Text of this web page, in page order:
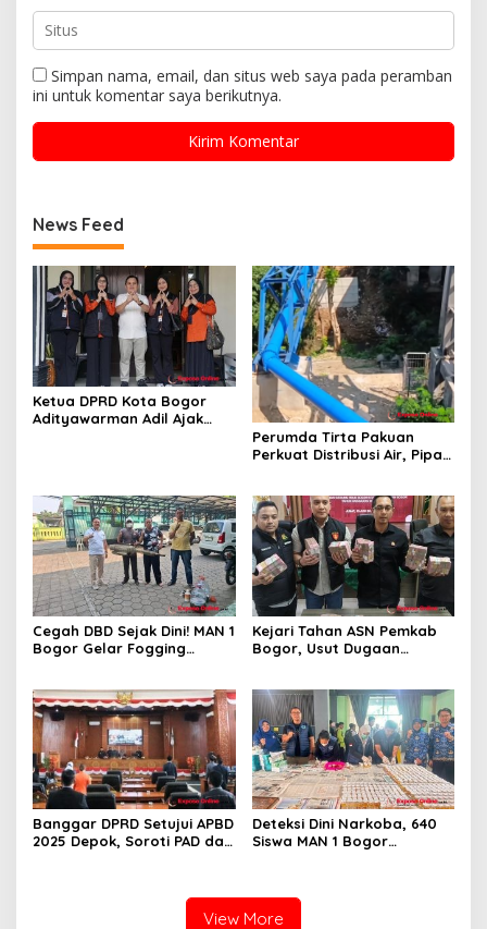
Simpan nama, email, dan situs web saya pada peramban
ini untuk komentar saya berikutnya.
News Feed
Ketua DPRD Kota Bogor
Adityawarman Adil Ajak
Perumda Tirta Pakuan
Perkuat Distribusi Air, Pipa
Cegah DBD Sejak Dini! MAN 1
Bogor Gelar Fogging
Kejari Tahan ASN Pemkab
Bogor, Usut Dugaan
Banggar DPRD Setujui APBD
2025 Depok, Soroti PAD dan
Deteksi Dini Narkoba, 640
Siswa MAN 1 Bogor
View More